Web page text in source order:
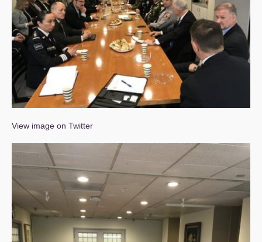
View image on Twitter